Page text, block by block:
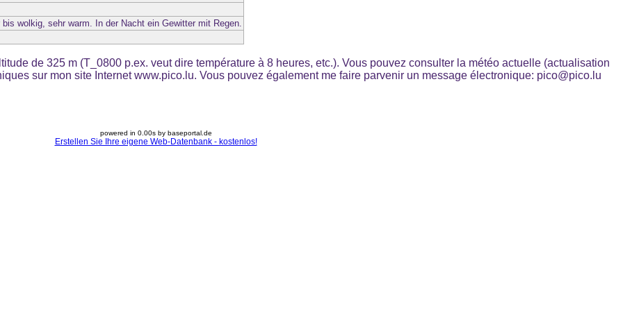
wolkig, sehr warm. In der Nacht ein Gewitter mit Regen.
de 325 m (T_0800 p.ex. veut dire température à 8 heures, etc.). Vous pouvez consulter la météo actuelle (actualisation
sur mon site Internet www.pico.lu. Vous pouvez également me faire parvenir un message électronique: pico@pico.lu
powered in 0.00s by baseportal.de
Erstellen Sie Ihre eigene Web-Datenbank - kostenlos!